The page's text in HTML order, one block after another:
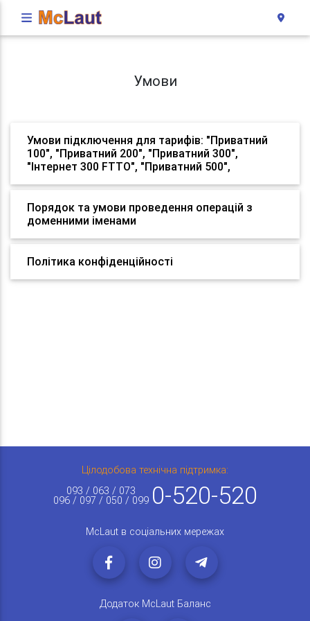
Умови
Умови підключення для тарифів: "Приватний
100", "Приватний 200", "Приватний 300",
"Інтернет 300 FTTO", "Приватний 500",
Порядок та умови проведення операцій з
доменними іменами
Політика конфіденційності
Цілодобова технічна підтримка:
093 / 063 / 073
096 / 097 / 050 / 099 0-520-520
McLaut в соціальних мережах
Додаток McLaut Баланс